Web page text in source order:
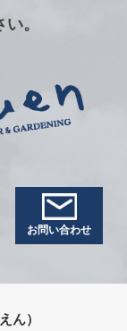
。
お問い合わせ
ん）